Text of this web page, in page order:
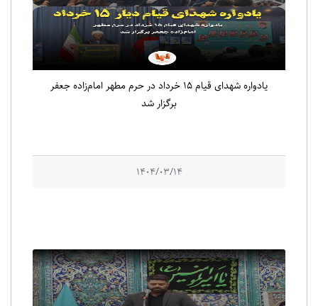
یادواره شهدای قیام ۱۵ خرداد در حرم مطهر امام‌زاده جعفر
برگزار شد
1404/03/14